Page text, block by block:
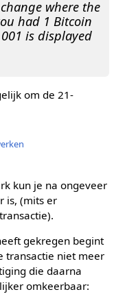
where the
had 1 Bitcoin
is displayed
om de 21-
kun je na ongeveer
is, (mits er
gekregen begint
transactie niet meer
die daarna
omkeerbaar: